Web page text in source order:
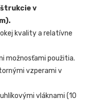
v
kvality a relatívne
možnosťami použitia.
vzperami v
vláknami (10